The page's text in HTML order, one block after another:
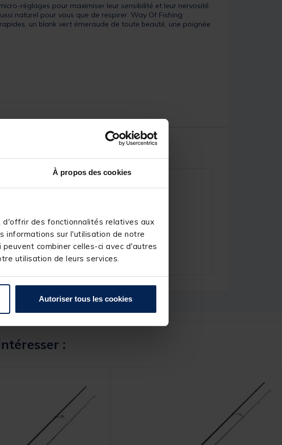
À propos des cookies
d'offrir des fonctionnalités relatives aux
informations sur l'utilisation de notre
combiner celles-ci avec d'autres
utilisation de leurs services.
Autoriser tous les cookies
réglages pour maximiser leur sensibilité et leur nervosité.
naturel pour vous que de respirer. Way Of Fishing
un blank vert émeraude de toute beauté, une poignée
: